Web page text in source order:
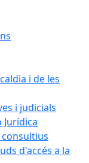
i de les
i judicials
Jurídica
d'accés a la